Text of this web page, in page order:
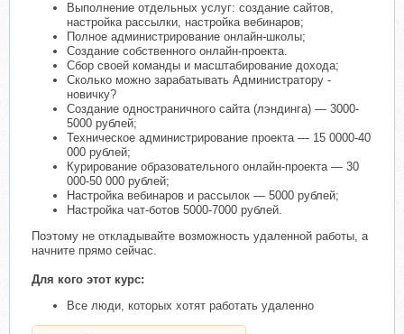
Выполнение отдельных услуг: создание сайтов,
настройка рассылки, настройка вебинаров;
Полное администрирование онлайн-школы;
Создание собственного онлайн-проекта.
Сбор своей команды и масштабирование дохода;
Сколько можно зарабатывать Администратору -
новичку?
Создание одностраничного сайта (лэндинга) — 3000-
5000 рублей;
Техническое администрирование проекта — 15 0000-40
000 рублей;
Курирование образовательного онлайн-проекта — 30
000-50 000 рублей;
Настройка вебинаров и рассылок — 5000 рублей;
Настройка чат-ботов 5000-7000 рублей.
Поэтому не откладывайте возможность удаленной работы, а
начните прямо сейчас.
Для кого этот курс:
Все люди, которых хотят работать удаленно